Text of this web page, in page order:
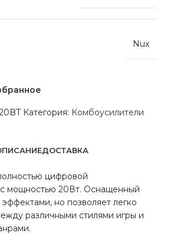
Nux
Категория: Комбоусилители
ДОСТАВКА
цифровой
с мощностью 20Вт. Оснащенный
но позволяет легко
различными стилями игры и